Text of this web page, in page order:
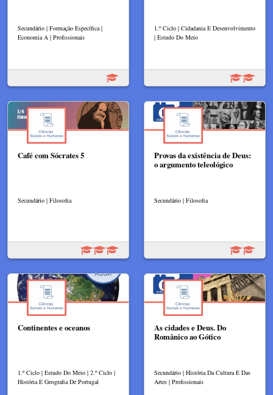
Secundário | Formação Específica |
Economia A | Profissionais
1.º Ciclo | Cidadania E Desenvolvimento
| Estudo Do Meio
Café com Sócrates 5
Secundário | Filosofia
Provas da existência de Deus:
o argumento teleológico
Secundário | Filosofia
Continentes e oceanos
1.º Ciclo | Estudo Do Meio | 2.º Ciclo |
História E Geografia De Portugal
As cidades e Deus. Do
Românico ao Gótico
Secundário | História Da Cultura E Das
Artes | Profissionais